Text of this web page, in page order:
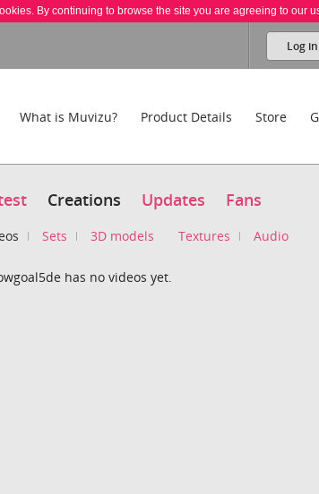
By continuing to browse the site you are agreeing to our
Log in
What is Muvizu? Product Details Store
Creations Updates Fans
Sets 3D models Textures Audio
has no videos yet.